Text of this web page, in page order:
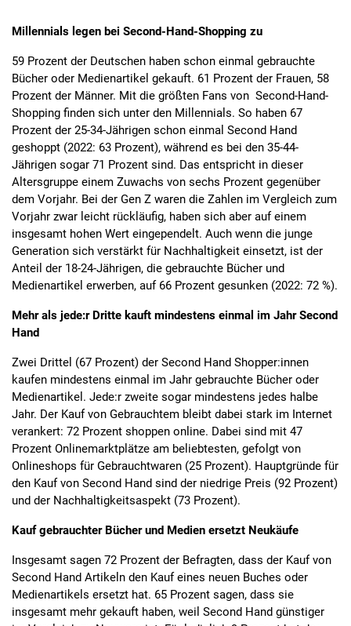
Millennials legen bei Second-Hand-Shopping zu
59 Prozent der Deutschen haben schon einmal gebrauchte
Bücher oder Medienartikel gekauft. 61 Prozent der Frauen, 58
Prozent der Männer. Mit die größten Fans von Second-Hand-
Shopping finden sich unter den Millennials. So haben 67
Prozent der 25-34-Jährigen schon einmal Second Hand
geshoppt (2022: 63 Prozent), während es bei den 35-44-
Jährigen sogar 71 Prozent sind. Das entspricht in dieser
Altersgruppe einem Zuwachs von sechs Prozent gegenüber
dem Vorjahr. Bei der Gen Z waren die Zahlen im Vergleich zum
Vorjahr zwar leicht rückläufig, haben sich aber auf einem
insgesamt hohen Wert eingependelt. Auch wenn die junge
Generation sich verstärkt für Nachhaltigkeit einsetzt, ist der
Anteil der 18-24-Jährigen, die gebrauchte Bücher und
Medienartikel erwerben, auf 66 Prozent gesunken (2022: 72 %).
Mehr als jede:r Dritte kauft mindestens einmal im Jahr Second
Hand
Zwei Drittel (67 Prozent) der Second Hand Shopper:innen
kaufen mindestens einmal im Jahr gebrauchte Bücher oder
Medienartikel. Jede:r zweite sogar mindestens jedes halbe
Jahr. Der Kauf von Gebrauchtem bleibt dabei stark im Internet
verankert: 72 Prozent shoppen online. Dabei sind mit 47
Prozent Onlinemarktplätze am beliebtesten, gefolgt von
Onlineshops für Gebrauchtwaren (25 Prozent). Hauptgründe für
den Kauf von Second Hand sind der niedrige Preis (92 Prozent)
und der Nachhaltigkeitsaspekt (73 Prozent).
Kauf gebrauchter Bücher und Medien ersetzt Neukäufe
Insgesamt sagen 72 Prozent der Befragten, dass der Kauf von
Second Hand Artikeln den Kauf eines neuen Buches oder
Medienartikels ersetzt hat. 65 Prozent sagen, dass sie
insgesamt mehr gekauft haben, weil Second Hand günstiger